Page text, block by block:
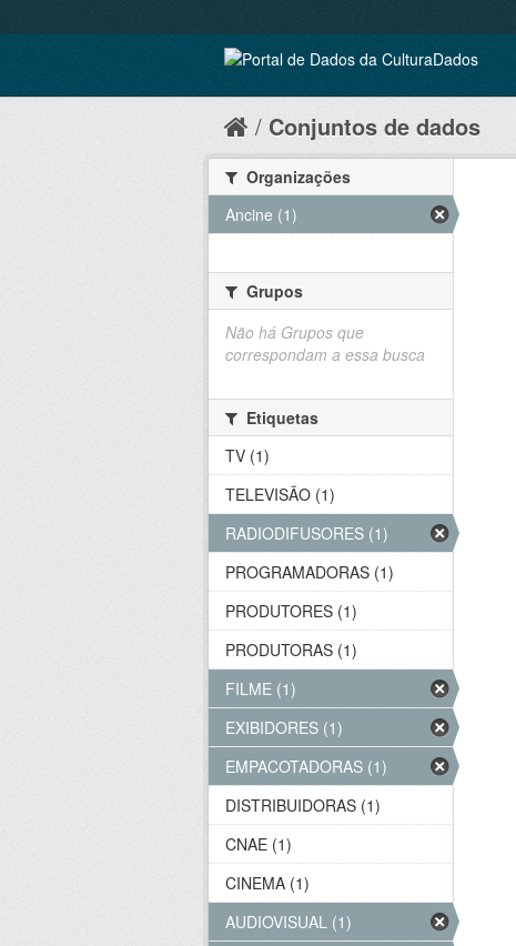
Conjuntos de dados
Organizações
Ancine (1)
Grupos
Não há Grupos que
correspondam a essa busca
Etiquetas
TV (1)
TELEVISÃO (1)
RADIODIFUSORES (1)
PROGRAMADORAS (1)
PRODUTORES (1)
PRODUTORAS (1)
FILME (1)
EXIBIDORES (1)
EMPACOTADORAS (1)
DISTRIBUIDORAS (1)
CNAE (1)
CINEMA (1)
AUDIOVISUAL (1)